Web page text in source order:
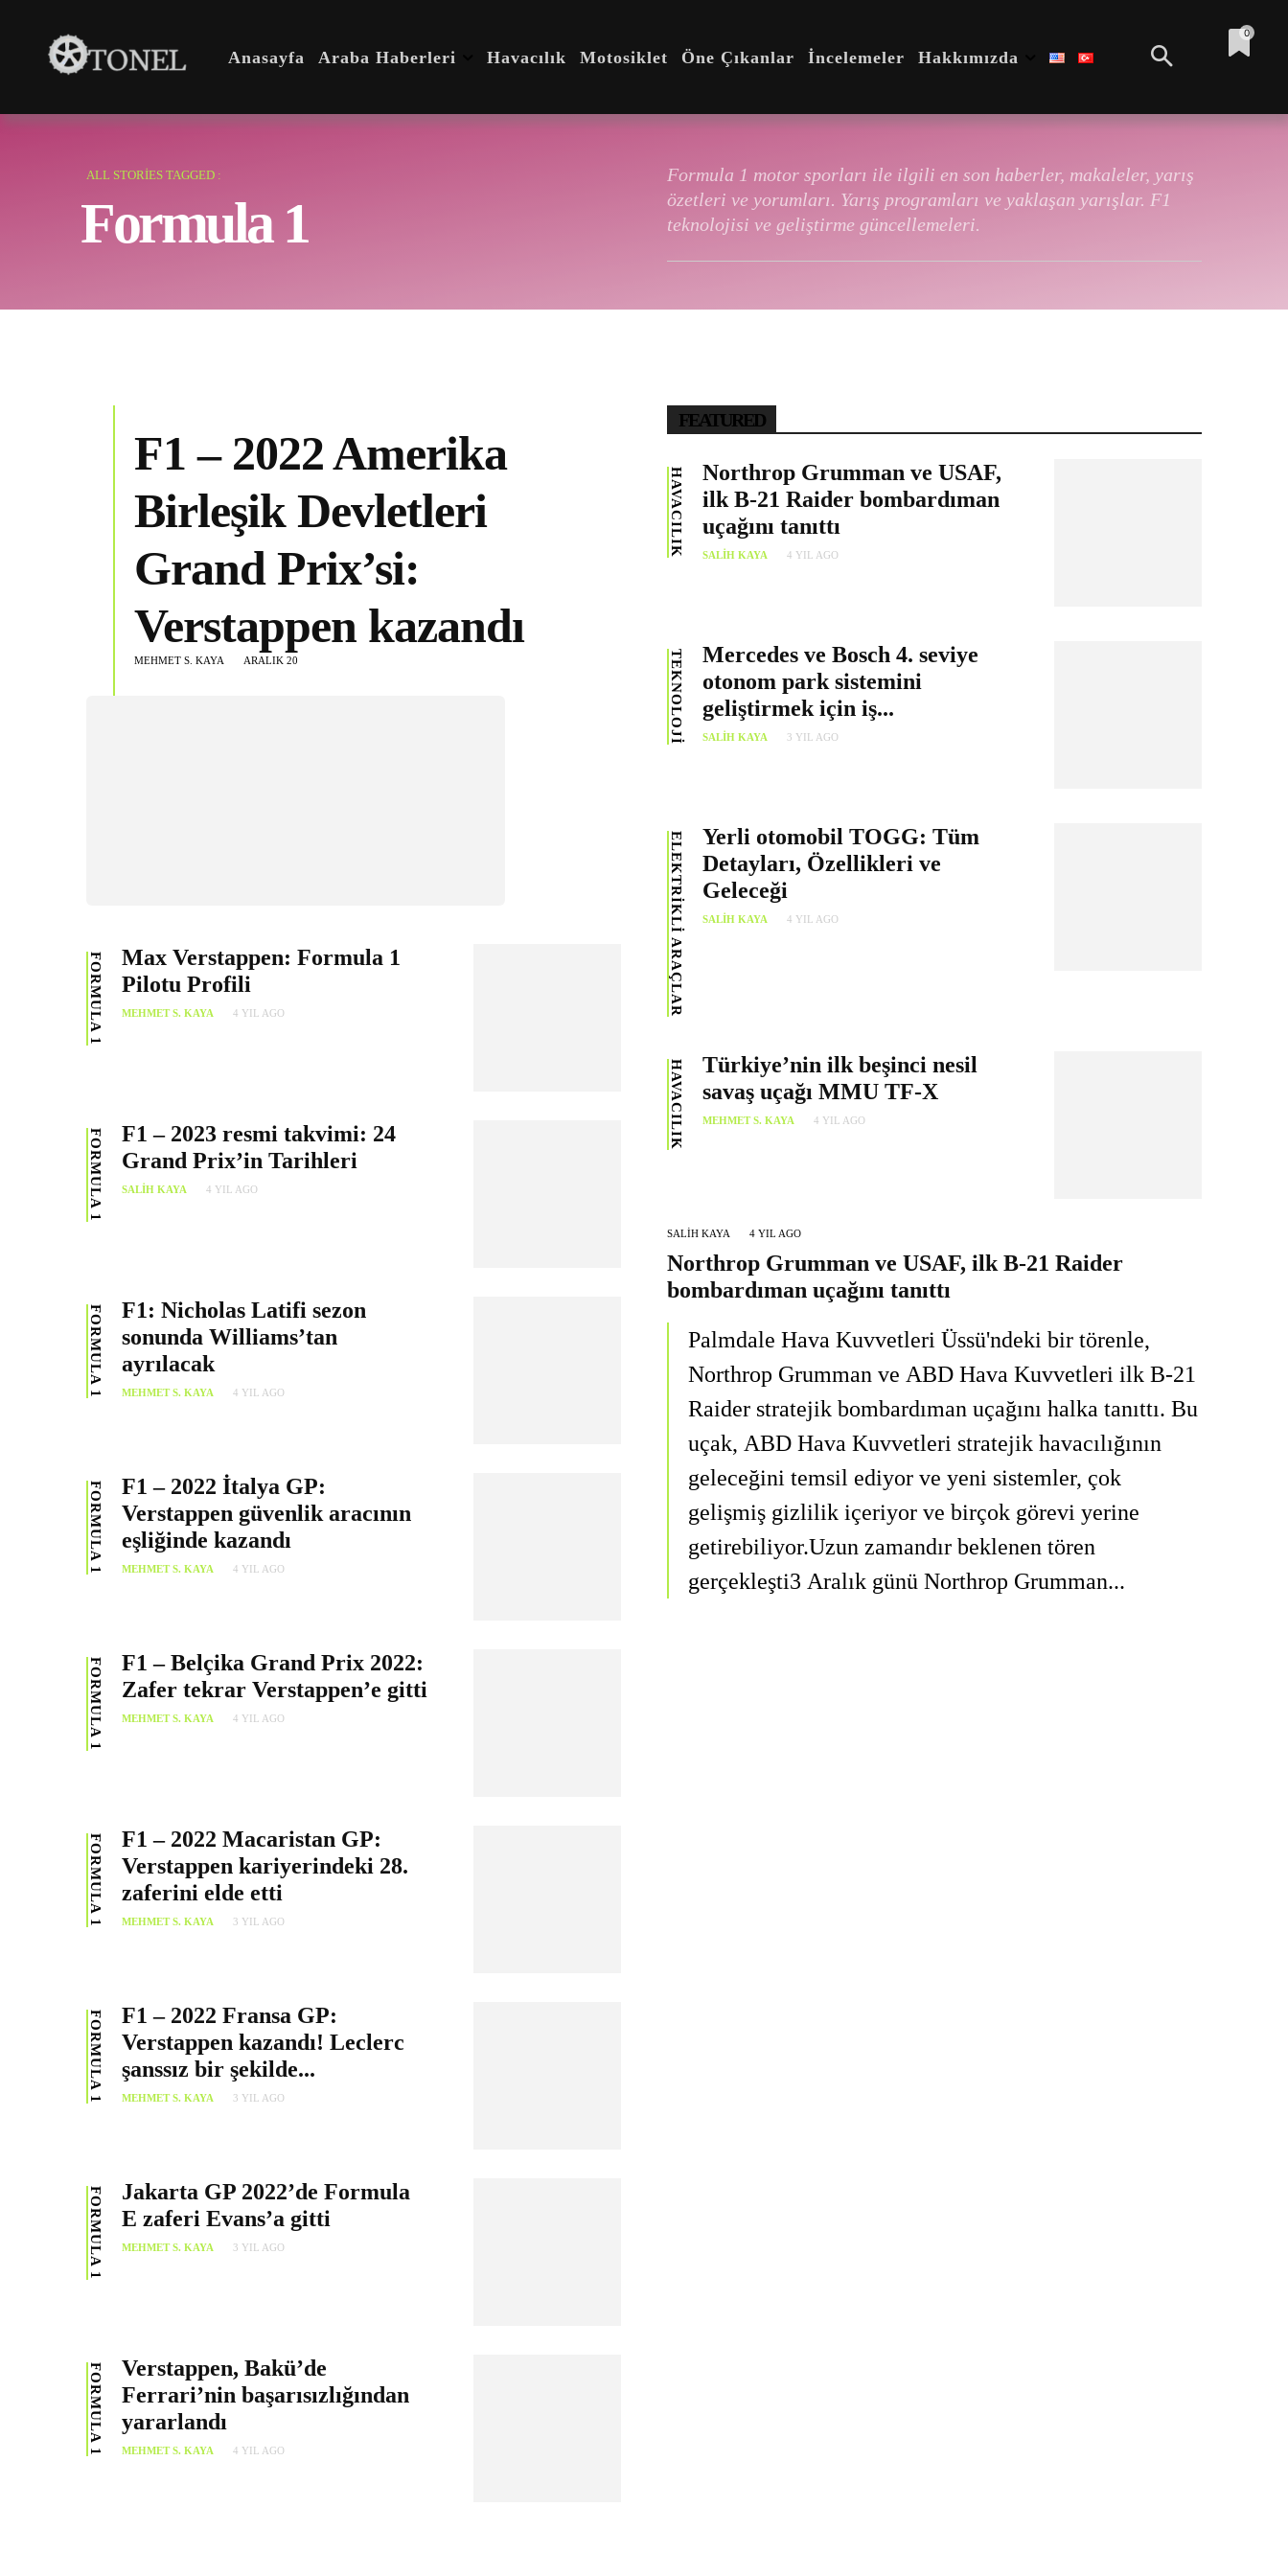
Anasayfa Araba Haberleri Havacılık Motosiklet Öne Çıkanlar İncelemeler Hakkımızda
0
ALL STORIES TAGGED :
Formula 1
Formula 1 motor sporları ile ilgili en son haberler, makaleler, yarış
özetleri ve yorumları. Yarış programları ve yaklaşan yarışlar. F1
teknolojisi ve geliştirme güncellemeleri.
F1 – 2022 Amerika
Birleşik Devletleri
Grand Prix’si:
Verstappen kazandı
MEHMET S. KAYA ARALIK 20
FORMULA 1
Max Verstappen: Formula 1
Pilotu Profili
MEHMET S. KAYA 4 YIL AGO
FORMULA 1
F1 – 2023 resmi takvimi: 24
Grand Prix’in Tarihleri
SALIH KAYA 4 YIL AGO
FORMULA 1
F1: Nicholas Latifi sezon
sonunda Williams’tan
ayrılacak
MEHMET S. KAYA 4 YIL AGO
FORMULA 1
F1 – 2022 İtalya GP:
Verstappen güvenlik aracının
eşliğinde kazandı
MEHMET S. KAYA 4 YIL AGO
FORMULA 1
F1 – Belçika Grand Prix 2022:
Zafer tekrar Verstappen’e gitti
MEHMET S. KAYA 4 YIL AGO
FORMULA 1
F1 – 2022 Macaristan GP:
Verstappen kariyerindeki 28.
zaferini elde etti
MEHMET S. KAYA 3 YIL AGO
FORMULA 1
F1 – 2022 Fransa GP:
Verstappen kazandı! Leclerc
şanssız bir şekilde...
MEHMET S. KAYA 3 YIL AGO
FORMULA 1
Jakarta GP 2022’de Formula
E zaferi Evans’a gitti
MEHMET S. KAYA 3 YIL AGO
FORMULA 1
Verstappen, Bakü’de
Ferrari’nin başarısızlığından
yararlandı
MEHMET S. KAYA 4 YIL AGO
FEATURED
HAVACILIK
Northrop Grumman ve USAF,
ilk B-21 Raider bombardıman
uçağını tanıttı
SALIH KAYA 4 YIL AGO
TEKNOLOJI
Mercedes ve Bosch 4. seviye
otonom park sistemini
geliştirmek için iş...
SALIH KAYA 3 YIL AGO
ELEKTRIKLI ARAÇLAR
Yerli otomobil TOGG: Tüm
Detayları, Özellikleri ve
Geleceği
SALIH KAYA 4 YIL AGO
HAVACILIK
Türkiye’nin ilk beşinci nesil
savaş uçağı MMU TF-X
MEHMET S. KAYA 4 YIL AGO
SALIH KAYA 4 YIL AGO
Northrop Grumman ve USAF, ilk B-21 Raider
bombardıman uçağını tanıttı
Palmdale Hava Kuvvetleri Üssü'ndeki bir törenle,
Northrop Grumman ve ABD Hava Kuvvetleri ilk B-21
Raider stratejik bombardıman uçağını halka tanıttı. Bu
uçak, ABD Hava Kuvvetleri stratejik havacılığının
geleceğini temsil ediyor ve yeni sistemler, çok
gelişmiş gizlilik içeriyor ve birçok görevi yerine
getirebiliyor.Uzun zamandır beklenen tören
gerçekleşti3 Aralık günü Northrop Grumman...